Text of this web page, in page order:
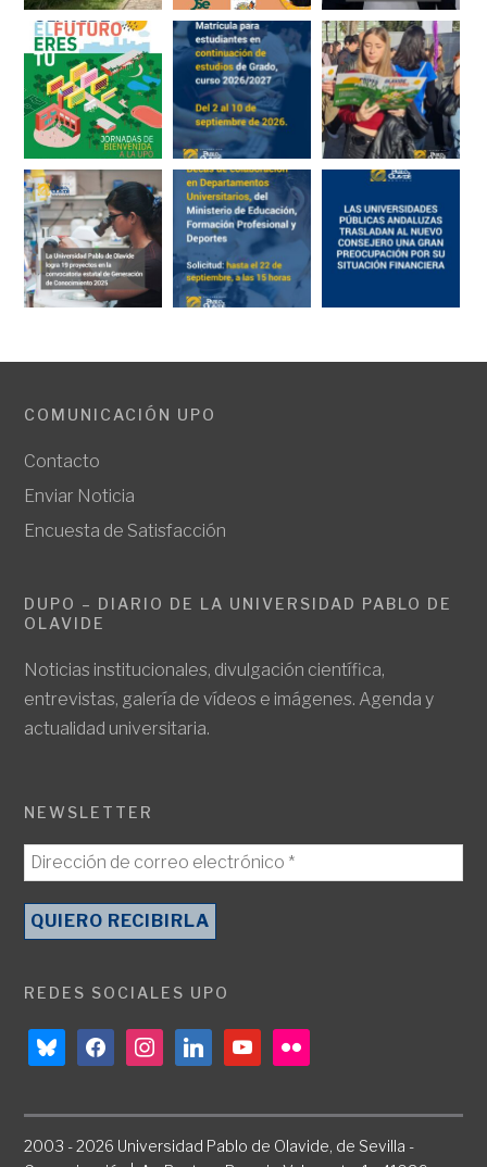
COMUNICACIÓN UPO
Contacto
Enviar Noticia
Encuesta de Satisfacción
DUPO – DIARIO DE LA UNIVERSIDAD PABLO DE
OLAVIDE
Noticias institucionales, divulgación científica,
entrevistas, galería de vídeos e imágenes. Agenda y
actualidad universitaria.
NEWSLETTER
REDES SOCIALES UPO
blueskyfacebookinstagramlinkedinyoutubeflickr
2003 - 2026 Universidad Pablo de Olavide, de Sevilla -